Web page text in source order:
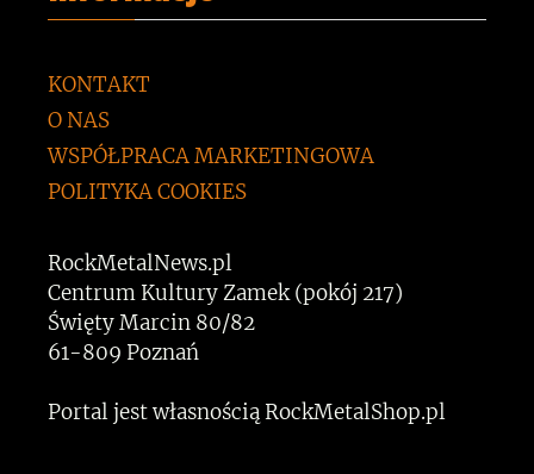
KONTAKT
O NAS
WSPÓŁPRACA MARKETINGOWA
POLITYKA COOKIES
RockMetalNews.pl
Centrum Kultury Zamek (pokój 217)
Święty Marcin 80/82
61-809 Poznań
Portal jest własnością RockMetalShop.pl